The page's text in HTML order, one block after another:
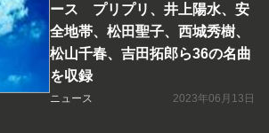
ース プリプリ、井上陽水、安
全地帯、松田聖子、西城秀樹、
松山千春、吉田拓郎ら36の名曲
を収録
ニュース 2023年06月13日